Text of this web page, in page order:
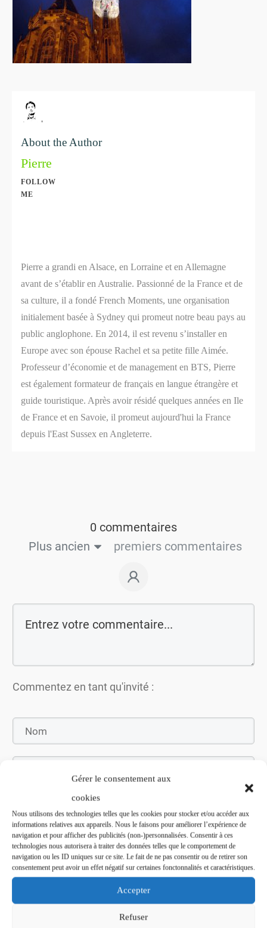
Gérer le consentement aux
cookies
Nous utilisons des technologies telles que les cookies pour stocker et/ou accéder aux
informations relatives aux appareils. Nous le faisons pour améliorer l’expérience de
navigation et pour afficher des publicités (non-)personnalisées. Consentir à ces
technologies nous autorisera à traiter des données telles que le comportement de
navigation ou les ID uniques sur ce site. Le fait de ne pas consentir ou de retirer son
consentement peut avoir un effet négatif sur certaines fonctonnalités et caractéristiques.
Accepter
Refuser
About the Author
Pierre
FOLLOW
ME
Pierre a grandi en Alsace, en Lorraine et en Allemagne
avant de s’établir en Australie. Passionné de la France et de
sa culture, il a fondé French Moments, une organisation
initialement basée à Sydney qui promeut notre beau pays au
public anglophone. En 2014, il est revenu s’installer en
Europe avec son épouse Rachel et sa petite fille Aimée.
Professeur d’économie et de management en BTS, Pierre
est également formateur de français en langue étrangère et
guide touristique. Après avoir résidé quelques années en Ile
de France et en Savoie, il promeut aujourd'hui la France
depuis l'East Sussex en Angleterre.
0 commentaires
Plus ancien
premiers commentaires
Commentez en tant qu'invité :
Soumettez le commentaire